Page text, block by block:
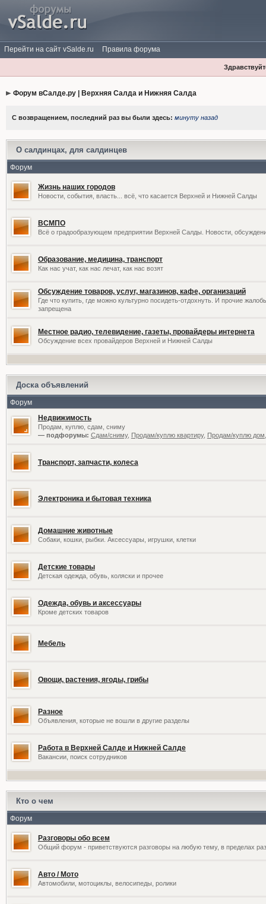
Перейти на сайт vSalde.ru Правила форума
Форум вСалде.ру | Верхняя Салда и Нижняя Салда
С возвращением, последний раз вы были здесь: минуту назад
О салдинцах, для салдинцев
Форум
Жизнь наших городов
Новости, события, власть... всё, что касается Верхней и Нижней Салды
ВСМПО
Всё о градообразующем предприятии Верхней Салды. Новости,
Образование, медицина, транспорт
Как нас учат, как нас лечат, как нас возят
Обсуждение товаров, услуг, магазинов, кафе, организаций
Где что купить, где можно культурно посидеть-отдохнуть. И прочие
запрещена
Местное радио, телевидение, газеты, провайдеры интернета
Обсуждение всех провайдеров Верхней и Нижней Салды
Доска объявлений
Форум
Недвижимость
Продам, куплю, сдам, сниму
— подфорумы: Сдам/сниму, Продам/куплю квартиру, Продам/куплю
Транспорт, запчасти, колеса
Электроника и бытовая техника
Домашние животные
Собаки, кошки, рыбки. Аксессуары, игрушки, клетки
Детские товары
Детская одежда, обувь, коляски и прочее
Одежда, обувь и аксессуары
Кроме детских товаров
Мебель
Овощи, растения, ягоды, грибы
Разное
Объявления, которые не вошли в другие разделы
Работа в Верхней Салде и Нижней Салде
Вакансии, поиск сотрудников
Кто о чем
Форум
Разговоры обо всем
Общий форум - приветствуются разговоры на любую тему, в пределах
Авто / Мото
Автомобили, мотоциклы, велосипеды, ролики